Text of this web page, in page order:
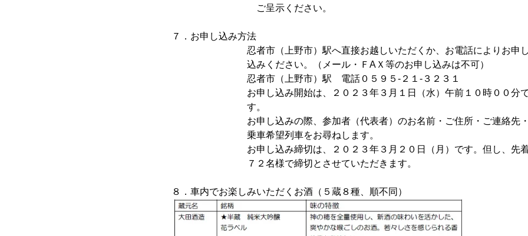
ご呈示ください。
７．お申し込み方法
忍者市（上野市）駅へ直接お越しいただくか、お電話によりお申
込みください。（メール・ＦAＸ等のお申し込みは不可）
忍者市（上野市）駅 電話０５９５-２１-３２３１
お申し込み開始は、２０２３年３月１日（水）午前１０時００分
す。
お申し込みの際、参加者（代表者）のお名前・ご住所・ご連絡先・
乗車希望列車をお尋ねします。
お申し込み締切は、２０２３年３月２０日（月）です。但し、先
７２名様で締切とさせていただきます。
８．車内でお楽しみいただくお酒（５蔵８種、順不同）